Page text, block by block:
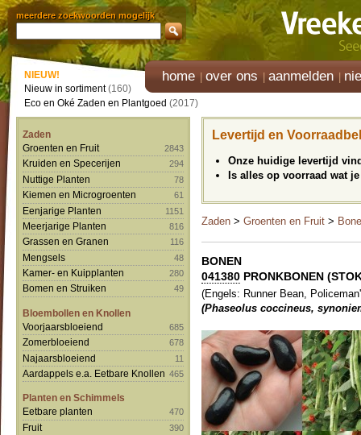
meerdere zoekwoorden mogelijk
home over ons aanmelden
NIEUW!
Nieuw in sortiment(160)
Eco en Oké Zaden en Plantgoed (2017)
Zaden
Groenten en Fruit
2843
Kruiden en Specerijen 294
Nuttige Planten 78
Kiemen en Microgroenten 61
Eenjarige Planten 1151
Meerjarige Planten 816
Grassen en Granen 116
Mengsels 48
Kamer- en Kuipplanten 280
Bomen en Struiken 49
Bloembollen en Knollen
Voorjaarsbloeiend
685
Zomerbloeiend 678
Najaarsbloeiend 11
Aardappels e.a. Eetbare Knollen 465
Planten en Schimmels
Eetbare planten
470
Fruit 390
Levertijd en
Onze huidige levertijd
Is alles op voorraad wat
Zaden > Groenten en Fruit >
BONEN
041380 PRONKBONEN
(Engels: Runner Bean,
(Phaseolus coccineus,